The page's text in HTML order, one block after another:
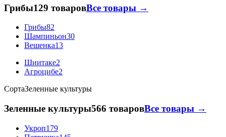
Грибы129 товаровВсе товары →
Грибы82
Шампиньон30
Вешенка13
Шиитаке2
Агроцибе2
СортаЗеленные культуры
Зеленные культуры566 товаровВсе товары →
Укроп179